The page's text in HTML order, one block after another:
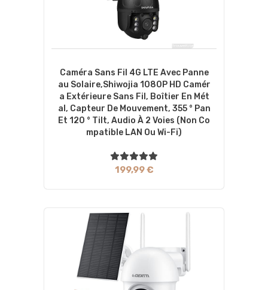
Caméra Sans Fil 4G LTE Avec Panne
Au Solaire,Shiwojia 1080P HD Camér
A Extérieure Sans Fil, Boîtier En Mét
Al, Capteur De Mouvement, 355 ° Pan
Et 120 ° Tilt, Audio À 2 Voies (non Co
Mpatible LAN Ou Wi-Fi)
199,99 €